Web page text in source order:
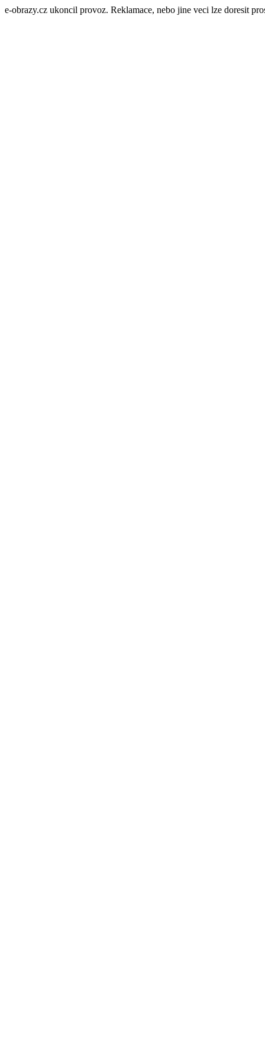
e-obrazy.cz ukoncil provoz. Reklamace, nebo jine veci lze doresit